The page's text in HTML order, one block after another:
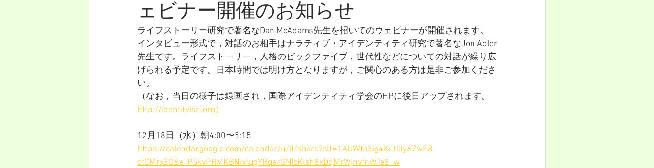
ェビナー開催のお知らせ
ライフストーリー研究で著名なDan McAdams先生を招いてのウェビナーが開催されます。
インタビュー形式で，対話のお相手はナラティブ・アイデンティティ研究で著名なJon Adler
先生です。ライフストーリー，人格のビックファイブ，世代性などについての対話が繰り広
げられる予定です。日本時間では明け方となりますが，ご関心のある方は是非ご参加くださ
い。
（なお，当日の様子は録画され，国際アイデンティティ学会のHPに後日アップされます。
http://identityisri.org）
12月18日（水）朝4:00〜5:15
https://calendar.google.com/calendar/u/0/share?slt=1AUWfa3ig4XuDily67wF8-
otCMrx3OSe_P5kvPRMKBNixfugYRqerGNIcKlsh8xDqMrWjnvfnWTe8_w